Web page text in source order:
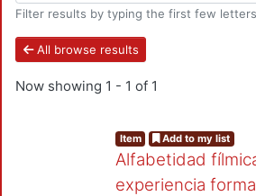
Filter results by typing the first few letters
All browse results
Now showing 1 - 1 of 1
Item Add to my list
Alfabetidad
experiencia